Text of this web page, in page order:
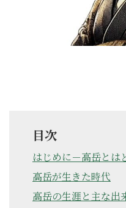
目次
はじめに－高岳とは
高岳が生きた時代
高岳の生涯と主な出